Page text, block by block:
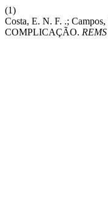
(1)
Costa, E. N. F. .;
COMPLICAÇÃO. REMS